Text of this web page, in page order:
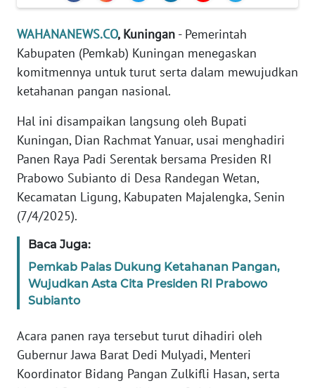
WAHANANEWS.CO, Kuningan - Pemerintah
Kabupaten (Pemkab) Kuningan menegaskan
komitmennya untuk turut serta dalam mewujudkan
ketahanan pangan nasional.
Hal ini disampaikan langsung oleh Bupati
Kuningan, Dian Rachmat Yanuar, usai menghadiri
Panen Raya Padi Serentak bersama Presiden RI
Prabowo Subianto di Desa Randegan Wetan,
Kecamatan Ligung, Kabupaten Majalengka, Senin
(7/4/2025).
Baca Juga:
Pemkab Palas Dukung Ketahanan Pangan,
Wujudkan Asta Cita Presiden RI Prabowo
Subianto
Acara panen raya tersebut turut dihadiri oleh
Gubernur Jawa Barat Dedi Mulyadi, Menteri
Koordinator Bidang Pangan Zulkifli Hasan, serta
Informasi
INDEKS
KONTAK
KAMI
INFO
TENTANG
KAMI
PEDOMAN
REDAKSI